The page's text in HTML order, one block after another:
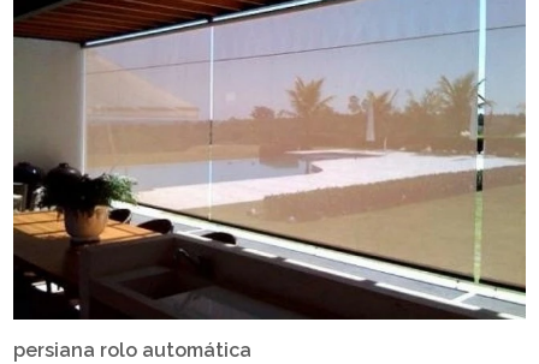
persiana rolo automática